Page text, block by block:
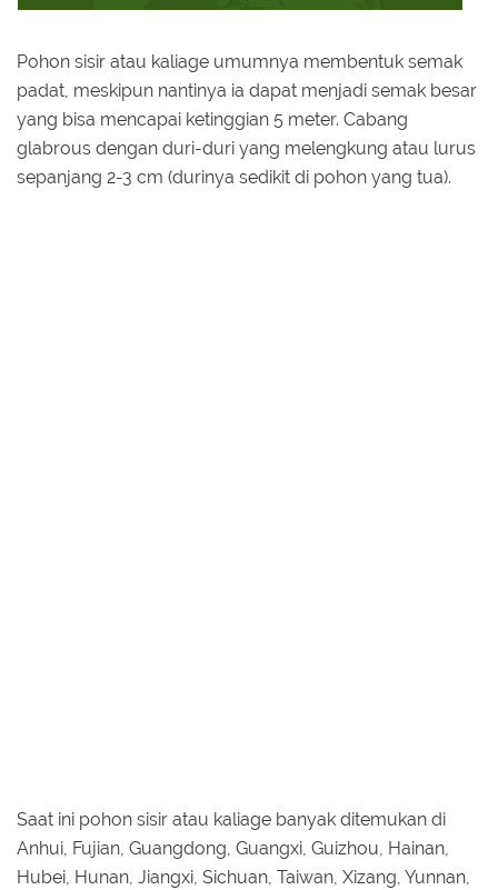
Pohon sisir atau kaliage umumnya membentuk semak
padat, meskipun nantinya ia dapat menjadi semak besar
yang bisa mencapai ketinggian 5 meter. Cabang
glabrous dengan duri-duri yang melengkung atau lurus
sepanjang 2-3 cm (durinya sedikit di pohon yang tua).
Saat ini pohon sisir atau kaliage banyak ditemukan di
Anhui, Fujian, Guangdong, Guangxi, Guizhou, Hainan,
Hubei, Hunan, Jiangxi, Sichuan, Taiwan, Xizang, Yunnan,